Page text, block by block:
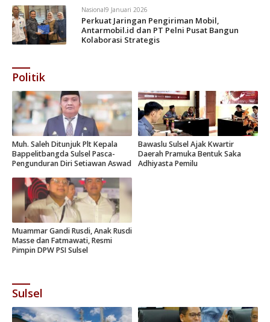
Nasional9 Januari 2026
Perkuat Jaringan Pengiriman Mobil,
Antarmobil.id dan PT Pelni Pusat Bangun
Kolaborasi Strategis
Politik
Muh. Saleh Ditunjuk Plt Kepala
Bappelitbangda Sulsel Pasca-
Pengunduran Diri Setiawan Aswad
Bawaslu Sulsel Ajak Kwartir
Daerah Pramuka Bentuk Saka
Adhiyasta Pemilu
Muammar Gandi Rusdi, Anak Rusdi
Masse dan Fatmawati, Resmi
Pimpin DPW PSI Sulsel
Sulsel